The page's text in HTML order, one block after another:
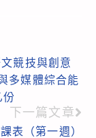
競技與創意
多媒體綜合能
份
下一篇文章
表（第一週）